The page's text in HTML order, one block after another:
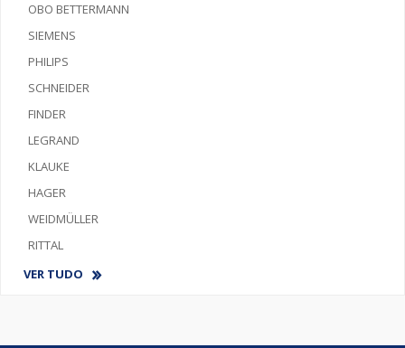
OBO BETTERMANN
SIEMENS
PHILIPS
SCHNEIDER
FINDER
LEGRAND
KLAUKE
HAGER
WEIDMÜLLER
RITTAL
VER TUDO